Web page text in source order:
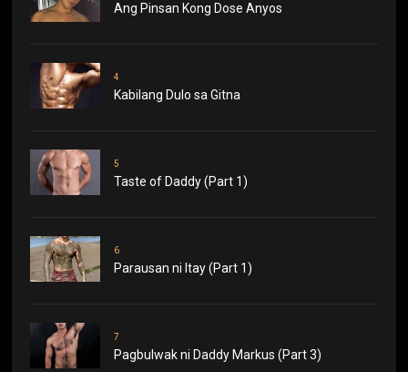
Ang Pinsan Kong Dose Anyos
4
Kabilang Dulo sa Gitna
5
Taste of Daddy (Part 1)
6
Parausan ni Itay (Part 1)
7
Pagbulwak ni Daddy Markus (Part 3)